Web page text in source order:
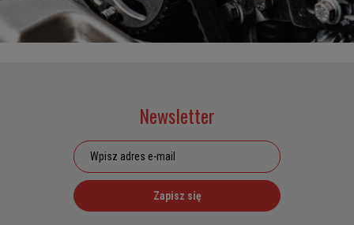
Newsletter
Zapisz się